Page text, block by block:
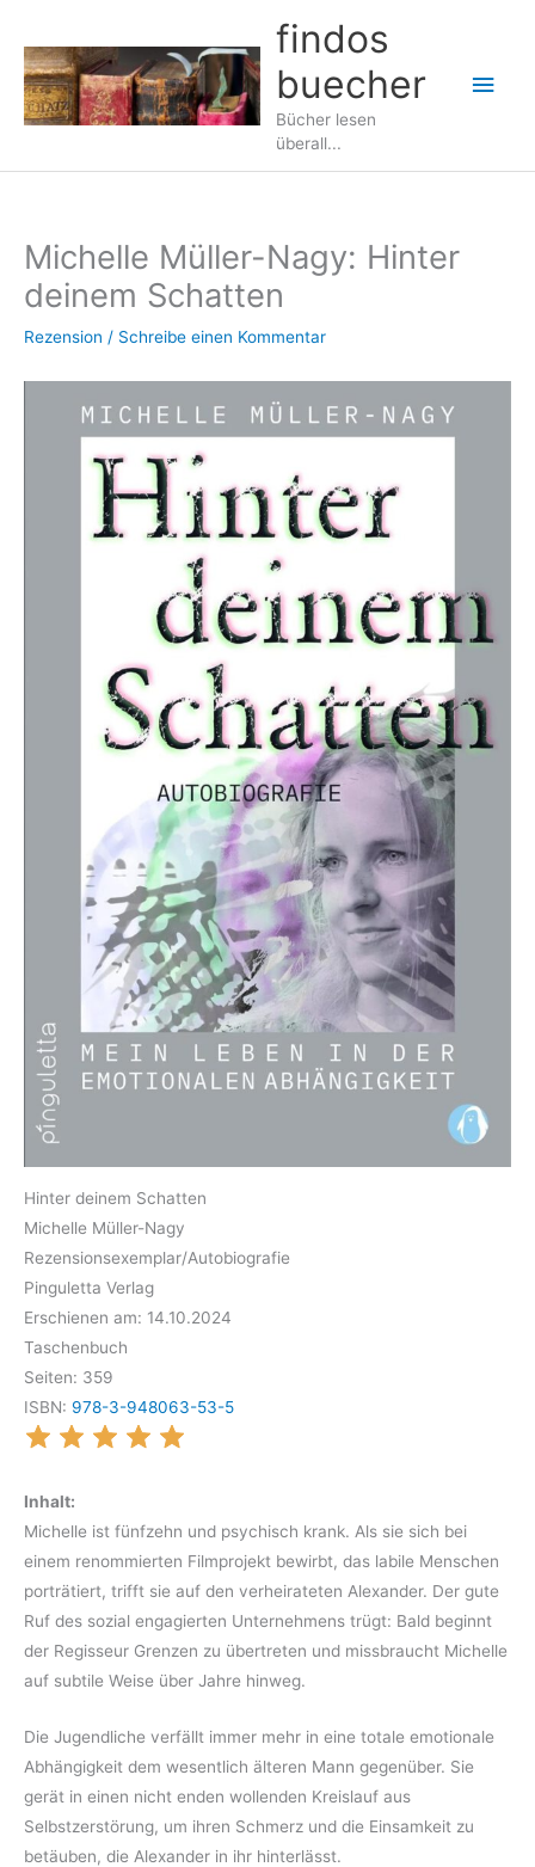
Inhalt
springen
findos
buecher
Bücher lesen
überall...
Michelle Müller-Nagy: Hinter
deinem Schatten
Rezension / Schreibe einen Kommentar
Hinter deinem Schatten
Michelle Müller-Nagy
Rezensionsexemplar/Autobiografie
Pinguletta Verlag
Erschienen am: 14.10.2024
Taschenbuch
Seiten: 359
ISBN: 978-3-948063-53-5
Inhalt:
Michelle ist fünfzehn und psychisch krank. Als sie sich bei
einem renommierten Filmprojekt bewirbt, das labile Menschen
porträtiert, trifft sie auf den verheirateten Alexander. Der gute
Ruf des sozial engagierten Unternehmens trügt: Bald beginnt
der Regisseur Grenzen zu übertreten und missbraucht Michelle
auf subtile Weise über Jahre hinweg.
Die Jugendliche verfällt immer mehr in eine totale emotionale
Abhängigkeit dem wesentlich älteren Mann gegenüber. Sie
gerät in einen nicht enden wollenden Kreislauf aus
Selbstzerstörung, um ihren Schmerz und die Einsamkeit zu
betäuben, die Alexander in ihr hinterlässt.